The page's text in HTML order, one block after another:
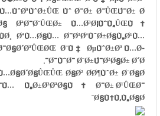
Ùˆ Ø¯Ø± Ø¯ÛŒÚ¯Ø± Ø
Ù…Ø³Ø¦ÙˆÙ„ÛŒÙ†
ØªÙ…Ø§Ù… Ø¯Ø³ØªÙˆØ±Ø§Ù„Ø¹Ù…
Ø¨Ù‡ ØµÙˆØ±Øª Ù…Ø­
Ø¯ÙˆØ¯ Ø¨Ø±Ú¯Ø²Ø§Ø± Ø´Ø¯.
Ø§Ø² Ø­Ø¶ÙˆØ± Ø¨Ø§Ø
Ù„Ø±Ø³ØªØ§Ù† Ø¯Ø± Ø¹ÛŒØ¯
Ø§Ù†Ù‚Ù„Ø§Ø¨